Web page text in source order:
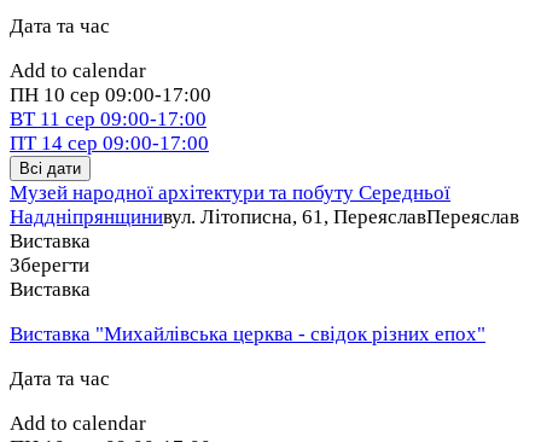
Дата та час
Add to calendar
ПН 10 сер 09:00-17:00
ВТ 11 сер 09:00-17:00
ПТ 14 сер 09:00-17:00
Всі дати
Музей народної архітектури та побуту Середньої
Наддніпрянщинивул. Літописна, 61, ПереяславПереяслав
Виставка
Зберегти
Виставка
Виставка "Михайлівська церква - свідок різних епох"
Дата та час
Add to calendar